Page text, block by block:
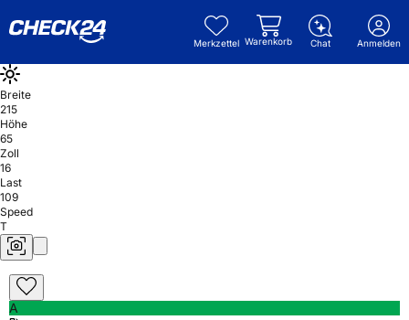
Merkzettel Warenkorb Chat Anmelden
Breite
215
Höhe
65
Zoll
16
Last
109
Speed
T
A